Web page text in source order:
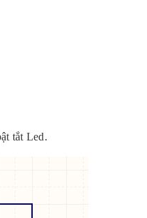
tắt Led.